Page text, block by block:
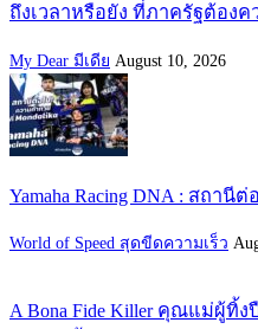
ถึงเวลาหรือยัง ที่ภาครัฐต้อง
My Dear มีเดีย August 10, 2026
Yamaha Racing DNA : สถานี
World of Speed สุดขีดความเร็ว
A Bona Fide Killer คุณแม่ผู้